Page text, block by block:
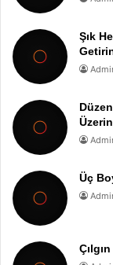
Şık
Üç